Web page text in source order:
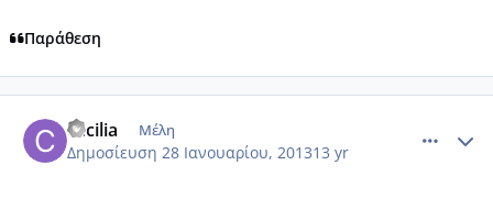
Παράθεση
cecilia Μέλη
Δημοσίευση 28 Ιανουαρίου, 201313 yr